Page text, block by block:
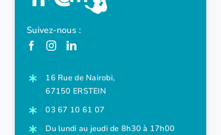
Suivez-nous :
16 Rue de Nairobi,
67150 ERSTEIN
03 67 10 61 07
Du lundi au jeudi de 8h30 à 17h00